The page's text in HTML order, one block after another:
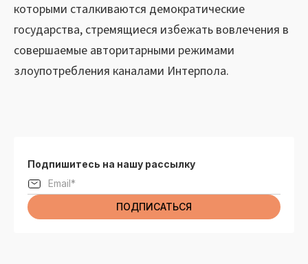
которыми сталкиваются демократические
государства, стремящиеся избежать вовлечения в
совершаемые авторитарными режимами
злоупотребления каналами Интерпола.
Подпишитесь на нашу рассылку